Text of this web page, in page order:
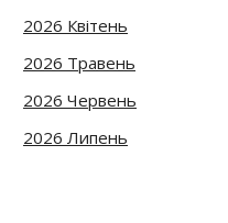
2026 Квітень
2026 Травень
2026 Червень
2026 Липень